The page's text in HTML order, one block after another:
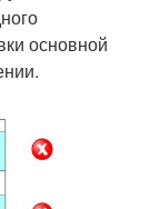
основной